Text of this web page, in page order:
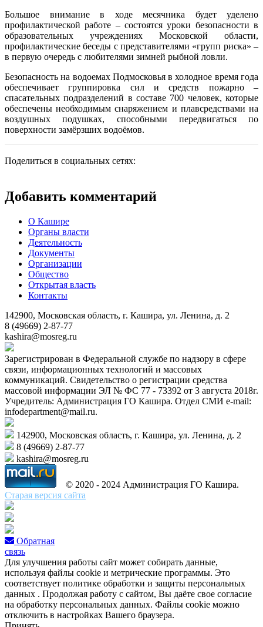
Большое внимание в ходе месячника будет уделено
профилактической работе – состоятся уроки безопасности в
образовательных учреждениях Московской области,
профилактические беседы с представителями «групп риска» –
в первую очередь с любителями зимней рыбной ловли.
Безопасность на водоемах Подмосковья в холодное время года
обеспечивает группировка сил и средств пожарно –
спасательных подразделений в составе 700 человек, которые
обеспечены необходимым снаряжением и плавсредствами на
воздушных подушках, способными передвигаться по
поверхности замёрзших водоёмов.
Поделиться в социальных сетях:
Добавить комментарий
О Кашире
Органы власти
Деятельность
Документы
Организации
Общество
Открытая власть
Контакты
142900, Московская область, г. Кашира, ул. Ленина, д. 2
8 (49669) 2-87-77
kashira@mosreg.ru
Зарегистрирован в Федеральной службе по надзору в сфере
связи, информационных технологий и массовых
коммуникаций. Свидетельство о регистрации средства
массовой информации ЭЛ № ФС 77 - 73392 от 3 августа 2018г.
Учредитель: Администрация ГО Кашира. Отдел СМИ e-mail:
infodepartment@mail.ru.
142900, Московская область, г. Кашира, ул. Ленина, д. 2
8 (49669) 2-87-77
kashira@mosreg.ru
© 2020 - 2024 Администрация ГО Кашира.
Старая версия сайта
Обратная
связь
Для улучшения работы сайт может собирать данные,
используя файлы cookie и метрические программы. Это
соответствует политике обработки и защиты персональных
данных . Продолжая работу с сайтом, Вы даёте свое согласие
на обработку персональных данных. Файлы cookie можно
отключить в настройках Вашего браузера.